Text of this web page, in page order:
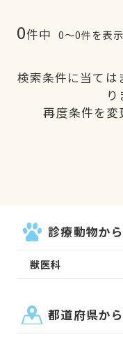
0件中 0〜0件を表示
検索条件に当ては
り
再度条件を変
診療動物か
獣医科
都道府県か